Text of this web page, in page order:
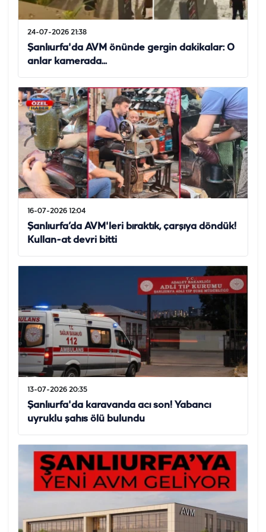
24-07-2026 21:38
Şanlıurfa'da AVM önünde gergin dakikalar: O
anlar kamerada...
16-07-2026 12:04
Şanlıurfa’da AVM'leri bıraktık, çarşıya döndük!
Kullan-at devri bitti
13-07-2026 20:35
Şanlıurfa'da karavanda acı son! Yabancı
uyruklu şahıs ölü bulundu